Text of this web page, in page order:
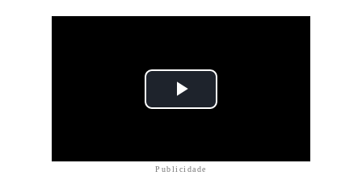
Publicidade